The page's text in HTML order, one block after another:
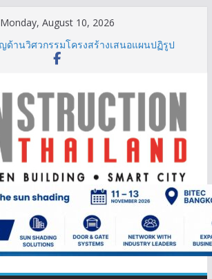
Monday, August 10, 2026
ด้านวิศวกรรมโครงสร้างเสนอแผนปฏิรูป
ตั้งแต่การออกแบบถึงการตรวจสอบอาคารไทย
ชี้ดีมานด์ภูเก็ตยังแกร่ง
2026 ชูแนวคิด “Empowering Net Zero in
& Mining” ขับเคลื่อนอุตสาหกรรม
ละเหมืองแร่สู่สังคมคาร์บอนต่ำอย่างยั่งยืน
พอร์ตี้ ก้าวสู่ปีที่ 40 ยึดลูกค้าเป็นศูนย์กลาง
& Resorts เปิดตัว ฮอลิเดย์ อินน์ เอ็กซ์เพรส
งแรกในกระบี่